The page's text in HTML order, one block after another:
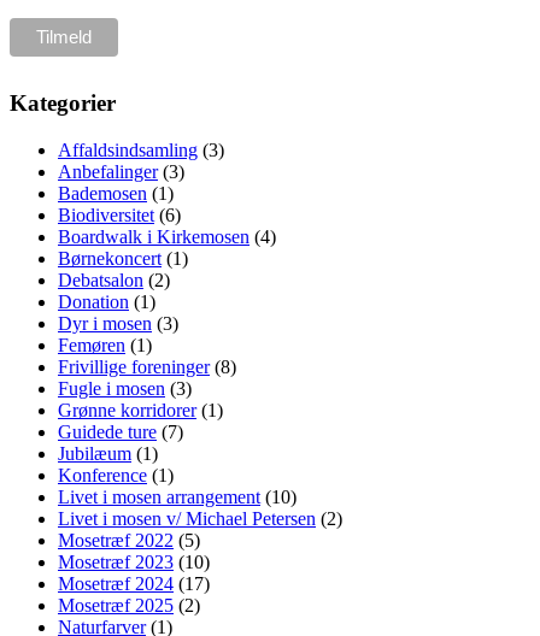
Kategorier
Affaldsindsamling (3)
Anbefalinger(3)
Bademosen (1)
Biodiversitet (6)
Boardwalk i Kirkemosen (4)
Børnekoncert (1)
Debatsalon (2)
Donation (1)
Dyr i mosen (3)
Femøren (1)
Frivillige foreninger(8)
Fugle i mosen (3)
Grønne korridorer(1)
Guidede ture (7)
Jubilæum (1)
Konference (1)
Livet i mosen arrangement (10)
Livet i mosen v/ Michael Petersen (2)
Mosetræf 2022 (5)
Mosetræf 2023 (10)
Mosetræf 2024 (17)
Mosetræf 2025 (2)
Naturfarver(1)